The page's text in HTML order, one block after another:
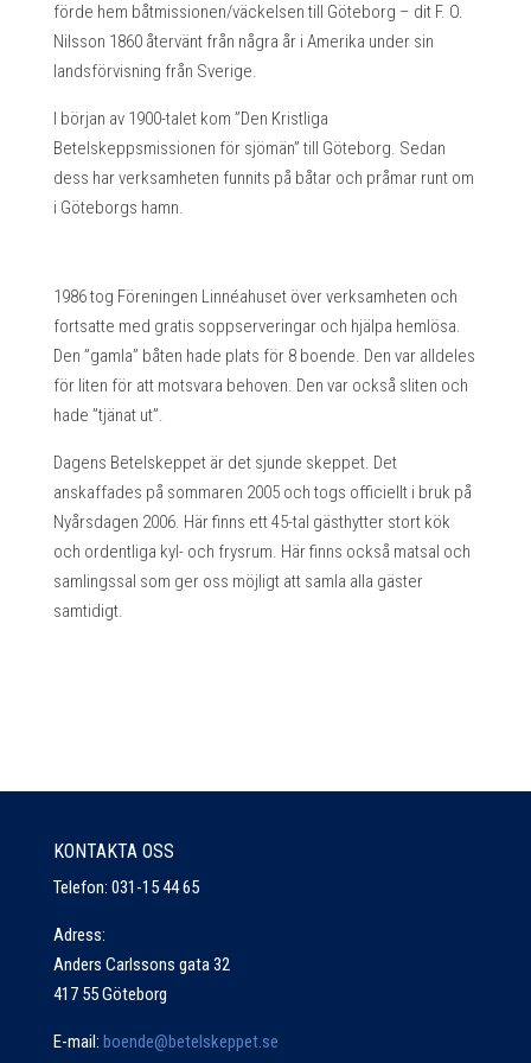
förde hem båtmissionen/väckelsen till Göteborg – dit F. O.
Nilsson 1860 återvänt från några år i Amerika under sin
landsförvisning från Sverige.
I början av 1900-talet kom ”Den Kristliga
Betelskeppsmissionen för sjömän” till Göteborg. Sedan
dess har verksamheten funnits på båtar och pråmar runt om
i Göteborgs hamn.
1986 tog Föreningen Linnéahuset över verksamheten och
fortsatte med gratis soppserveringar och hjälpa hemlösa.
Den ”gamla” båten hade plats för 8 boende. Den var alldeles
för liten för att motsvara behoven. Den var också sliten och
hade ”tjänat ut”.
Dagens Betelskeppet är det sjunde skeppet. Det
anskaffades på sommaren 2005 och togs officiellt i bruk på
Nyårsdagen 2006. Här finns ett 45-tal gästhytter stort kök
och ordentliga kyl- och frysrum. Här finns också matsal och
samlingssal som ger oss möjligt att samla alla gäster
samtidigt.
KONTAKTA OSS
Telefon: 031-15 44 65
Adress:
Anders Carlssons gata 32
417 55 Göteborg
E-mail: boende@betelskeppet.se